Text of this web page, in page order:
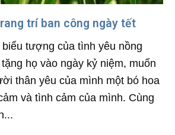
trí ban công ngày tết
tượng của tình yêu nồng
họ vào ngày kỷ niệm, muốn
thân yêu của mình một bó hoa
và tình cảm của mình. Cùng